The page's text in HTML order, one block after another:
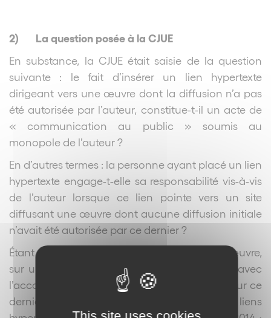
2) La question posée à la CJUE
En substance, la CJUE était saisie de la question
suivante : le fait d’insérer un lien hypertexte
dirigeant vers une œuvre dont la diffusion n’a pas
été autorisée par l’auteur, constitue-t-il un acte de
« communication au public » soumis au
monopole de l’auteur ?
En d’autres termes : la personne ayant placé un lien
hypertexte engage-t-elle sa responsabilité vis-à-vis
de l’auteur lorsque ce lien pointe vers un site
diffusant une œuvre dont aucune diffusion initiale
n’avait été autorisée par ce dernier ?
Étant déjà acquis que la publication d’une œuvre,
sur un site web accessible sans restrictions, avec
l’accord de l’auteur, épuise toute possibilité pour ce
dernier de s’opposer à l’insertion de liens